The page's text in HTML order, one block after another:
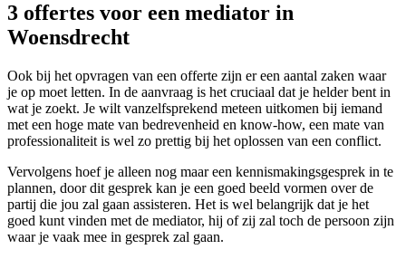
3 offertes voor een mediator in
Woensdrecht
Ook bij het opvragen van een offerte zijn er een aantal zaken waar
je op moet letten. In de aanvraag is het cruciaal dat je helder bent in
wat je zoekt. Je wilt vanzelfsprekend meteen uitkomen bij iemand
met een hoge mate van bedrevenheid en know-how, een mate van
professionaliteit is wel zo prettig bij het oplossen van een conflict.
Vervolgens hoef je alleen nog maar een kennismakingsgesprek in te
plannen, door dit gesprek kan je een goed beeld vormen over de
partij die jou zal gaan assisteren. Het is wel belangrijk dat je het
goed kunt vinden met de mediator, hij of zij zal toch de persoon zijn
waar je vaak mee in gesprek zal gaan.